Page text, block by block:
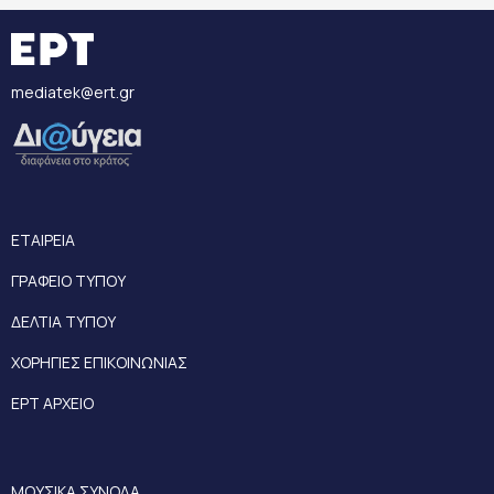
mediatek@ert.gr
ΕΤΑΙΡΕΙΑ
ΓΡΑΦΕΙΟ ΤΥΠΟΥ
ΔΕΛΤΙΑ ΤΥΠΟΥ
ΧΟΡΗΓΙΕΣ ΕΠΙΚΟΙΝΩΝΙΑΣ
ΕΡΤ ΑΡΧΕΙΟ